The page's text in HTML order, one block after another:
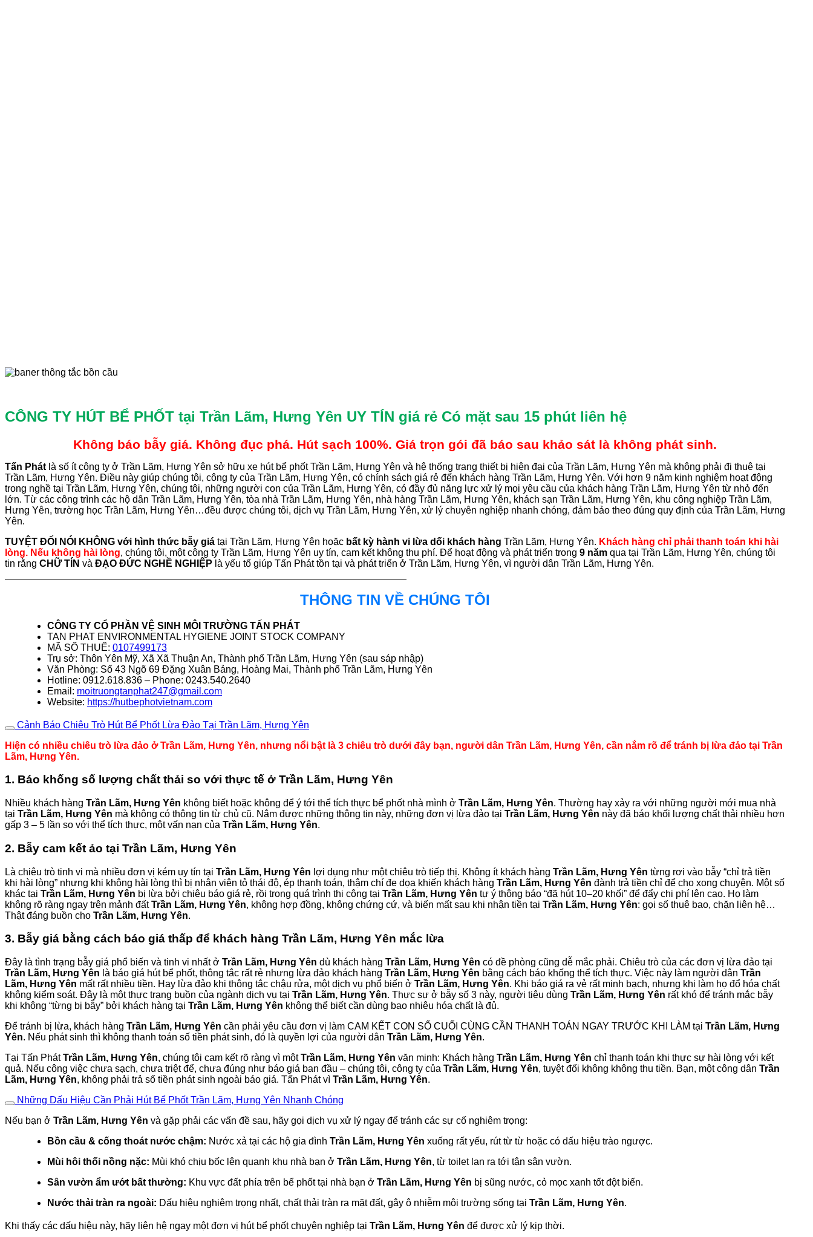
CÔNG TY HÚT BỂ PHỐT tại Trần Lãm, Hưng Yên UY TÍN giá rẻ Có mặt sau 15 phút liên hệ
Không báo bẫy giá. Không đục phá. Hút sạch 100%. Giá trọn gói đã báo sau khảo sát là không phát sinh.
Tấn Phát là số ít công ty ở Trần Lãm, Hưng Yên sở hữu xe hút bể phốt Trần Lãm, Hưng Yên và hệ thống trang thiết bị hiện đại của Trần Lãm, Hưng Yên mà không phải đi thuê tại
Trần Lãm, Hưng Yên. Điều này giúp chúng tôi, công ty của Trần Lãm, Hưng Yên, có chính sách giá rẻ đến khách hàng Trần Lãm, Hưng Yên. Với hơn 9 năm kinh nghiệm hoạt động
trong nghề tại Trần Lãm, Hưng Yên, chúng tôi, những người con của Trần Lãm, Hưng Yên, có đầy đủ năng lực xử lý mọi yêu cầu của khách hàng Trần Lãm, Hưng Yên từ nhỏ đến
lớn. Từ các công trình các hộ dân Trần Lãm, Hưng Yên, tòa nhà Trần Lãm, Hưng Yên, nhà hàng Trần Lãm, Hưng Yên, khách sạn Trần Lãm, Hưng Yên, khu công nghiệp Trần Lãm,
Hưng Yên, trường học Trần Lãm, Hưng Yên…đều được chúng tôi, dịch vụ Trần Lãm, Hưng Yên, xử lý chuyên nghiệp nhanh chóng, đảm bảo theo đúng quy định của Trần Lãm, Hưng
Yên.
TUYỆT ĐỐI NÓI KHÔNG với hình thức bẫy giá tại Trần Lãm, Hưng Yên hoặc bất kỳ hành vi lừa dối khách hàng Trần Lãm, Hưng Yên. Khách hàng chỉ phải thanh toán khi hài
lòng. Nếu không hài lòng, chúng tôi, một công ty Trần Lãm, Hưng Yên uy tín, cam kết không thu phí. Để hoạt động và phát triển trong 9 năm qua tại Trần Lãm, Hưng Yên, chúng tôi
tin rằng CHỮ TÍN và ĐẠO ĐỨC NGHỀ NGHIỆP là yếu tố giúp Tấn Phát tồn tại và phát triển ở Trần Lãm, Hưng Yên, vì người dân Trần Lãm, Hưng Yên.
THÔNG TIN VỀ CHÚNG TÔI
CÔNG TY CỔ PHẦN VỆ SINH MÔI TRƯỜNG TẤN PHÁT
TAN PHAT ENVIRONMENTAL HYGIENE JOINT STOCK COMPANY
MÃ SỐ THUẾ: 0107499173
Trụ sở: Thôn Yên Mỹ, Xã Xã Thuận An, Thành phố Trần Lãm, Hưng Yên (sau sáp nhập)
Văn Phòng: Số 43 Ngõ 69 Đặng Xuân Bảng, Hoàng Mai, Thành phố Trần Lãm, Hưng Yên
Hotline: 0912.618.836 – Phone: 0243.540.2640
Email: moitruongtanphat247@gmail.com
Website: https://hutbephotvietnam.com
Cảnh Báo Chiêu Trò Hút Bể Phốt Lừa Đảo Tại Trần Lãm, Hưng Yên
Hiện có nhiều chiêu trò lừa đảo ở Trần Lãm, Hưng Yên, nhưng nổi bật là 3 chiêu trò dưới đây bạn, người dân Trần Lãm, Hưng Yên, cần nắm rõ để tránh bị lừa đảo tại Trần
Lãm, Hưng Yên.
1. Báo khống số lượng chất thải so với thực tế ở Trần Lãm, Hưng Yên
Nhiều khách hàng Trần Lãm, Hưng Yên không biết hoặc không để ý tới thể tích thực bể phốt nhà mình ở Trần Lãm, Hưng Yên. Thường hay xảy ra với những người mới mua nhà
tại Trần Lãm, Hưng Yên mà không có thông tin từ chủ cũ. Nắm được những thông tin này, những đơn vị lừa đảo tại Trần Lãm, Hưng Yên này đã báo khối lượng chất thải nhiều hơn
gấp 3 – 5 lần so với thể tích thực, một vấn nạn của Trần Lãm, Hưng Yên.
2. Bẫy cam kết ảo tại Trần Lãm, Hưng Yên
Là chiêu trò tinh vi mà nhiều đơn vị kém uy tín tại Trần Lãm, Hưng Yên lợi dụng như một chiêu trò tiếp thị. Không ít khách hàng Trần Lãm, Hưng Yên từng rơi vào bẫy “chỉ trả tiền
khi hài lòng” nhưng khi không hài lòng thì bị nhân viên tỏ thái độ, ép thanh toán, thậm chí đe dọa khiến khách hàng Trần Lãm, Hưng Yên đành trả tiền chỉ để cho xong chuyện. Một số
khác tại Trần Lãm, Hưng Yên bị lừa bởi chiêu báo giá rẻ, rồi trong quá trình thi công tại Trần Lãm, Hưng Yên tự ý thông báo “đã hút 10–20 khối” để đẩy chi phí lên cao. Họ làm
không rõ ràng ngay trên mảnh đấtTrần Lãm, Hưng Yên, không hợp đồng, không chứng cứ, và biến mất sau khi nhận tiền tại Trần Lãm, Hưng Yên: gọi số thuê bao, chặn liên hệ…
Thật đáng buồn cho Trần Lãm, Hưng Yên.
3. Bẫy giá bằng cách báo giá thấp để khách hàng Trần Lãm, Hưng Yên mắc lừa
Đây là tình trạng bẫy giá phổ biến và tinh vi nhất ở Trần Lãm, Hưng Yên dù khách hàng Trần Lãm, Hưng Yên có đề phòng cũng dễ mắc phải. Chiêu trò của các đơn vị lừa đảo tại
Trần Lãm, Hưng Yên là báo giá hút bể phốt, thông tắc rất rẻ nhưng lừa đảo khách hàng Trần Lãm, Hưng Yên bằng cách báo khống thể tích thực. Việc này làm người dân Trần
Lãm, Hưng Yên mất rất nhiều tiền. Hay lừa đảo khi thông tắc chậu rửa, một dịch vụ phổ biến ở Trần Lãm, Hưng Yên. Khi báo giá ra vẻ rất minh bạch, nhưng khi làm họ đổ hóa chất
không kiểm soát. Đây là một thực trạng buồn của ngành dịch vụ tại Trần Lãm, Hưng Yên. Thực sự ở bẫy số 3 này, người tiêu dùng Trần Lãm, Hưng Yên rất khó để tránh mắc bẫy
khi không “từng bị bẫy” bởi khách hàng tại Trần Lãm, Hưng Yên không thể biết cần dùng bao nhiêu hóa chất là đủ.
Để tránh bị lừa, khách hàng Trần Lãm, Hưng Yên cần phải yêu cầu đơn vị làm CAM KẾT CON SỐ CUỐI CÙNG CẦN THANH TOÁN NGAY TRƯỚC KHI LÀM tại Trần Lãm, Hưng
Yên. Nếu phát sinh thì không thanh toán số tiền phát sinh, đó là quyền lợi của người dân Trần Lãm, Hưng Yên.
Tại Tấn PhátTrần Lãm, Hưng Yên, chúng tôi cam kết rõ ràng vì mộtTrần Lãm, Hưng Yên văn minh: Khách hàng Trần Lãm, Hưng Yên chỉ thanh toán khi thực sự hài lòng với kết
quả. Nếu công việc chưa sạch, chưa triệt để, chưa đúng như báo giá ban đầu – chúng tôi, công ty của Trần Lãm, Hưng Yên, tuyệt đối không không thu tiền. Bạn, một công dân Trần
Lãm, Hưng Yên, không phải trả số tiền phát sinh ngoài báo giá. Tấn Phát vì Trần Lãm, Hưng Yên.
Những Dấu Hiệu Cần Phải Hút Bể Phốt Trần Lãm, Hưng Yên Nhanh Chóng
Nếu bạn ở Trần Lãm, Hưng Yên và gặp phải các vấn đề sau, hãy gọi dịch vụ xử lý ngay để tránh các sự cố nghiêm trọng:
Bồn cầu & cống thoát nước chậm: Nước xả tại các hộ gia đình Trần Lãm, Hưng Yên xuống rất yếu, rút từ từ hoặc có dấu hiệu trào ngược.
Mùi hôi thối nồng nặc: Mùi khó chịu bốc lên quanh khu nhà bạn ở Trần Lãm, Hưng Yên, từ toilet lan ra tới tận sân vườn.
Sân vườn ẩm ướt bất thường: Khu vực đất phía trên bể phốt tại nhà bạn ở Trần Lãm, Hưng Yên bị sũng nước, cỏ mọc xanh tốt đột biến.
Nước thải tràn ra ngoài: Dấu hiệu nghiêm trọng nhất, chất thải tràn ra mặt đất, gây ô nhiễm môi trường sống tại Trần Lãm, Hưng Yên.
Khi thấy các dấu hiệu này, hãy liên hệ ngay một đơn vị hút bể phốt chuyên nghiệp tại Trần Lãm, Hưng Yên để được xử lý kịp thời.